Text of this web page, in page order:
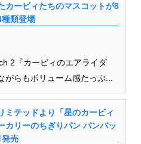
カービィたちのマスコットが8
種類登場
2『カービィのエアライダ
らもボリューム感たっぷ...
ミテッドより「星のカービィ
カリーのちぎりパン パンバッ
発売